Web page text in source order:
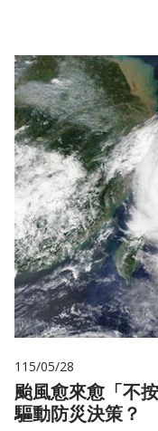
115/05/28
颱風愈來愈「不
驅動防災決策？